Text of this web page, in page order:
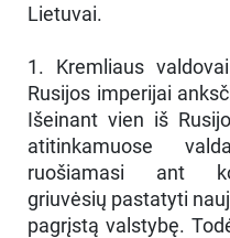
Lietuvai.
1. Kremliaus
Rusijos imperijai
Išeinant vien iš
atitinkamuose
ruošiamasi ant
griuvėsių pastatyti
pagrįstą valstybę.